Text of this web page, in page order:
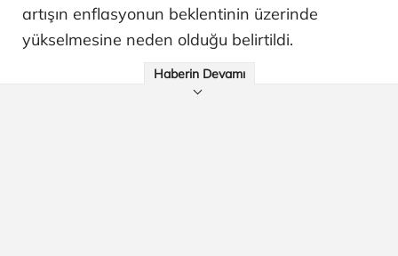
artışın enflasyonun beklentinin üzerinde
yükselmesine neden olduğu belirtildi.
Haberin Devamı